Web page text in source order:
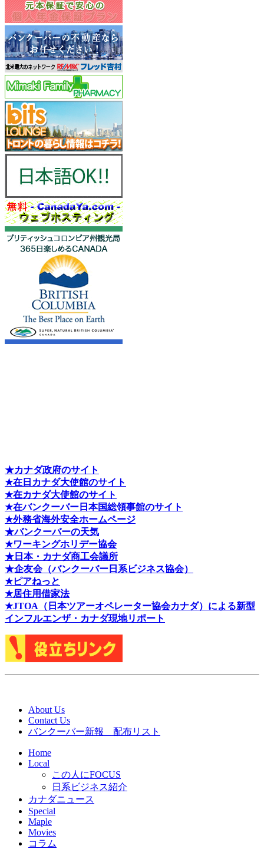
★カナダ政府のサイト
★在日カナダ大使館のサイト
★在カナダ大使館のサイト
★在バンクーバー日本国総領事館のサイト
★外務省海外安全ホームページ
★バンクーバーの天気
★ワーキングホリデー協会
★日本・カナダ商工会議所
★企友会（バンクーバー日系ビジネス協会）
★ピアねっと
★居住用借家法
★JTOA（日本ツアーオペレーター協会カナダ）による新型
インフルエンザ・カナダ現地リポート
About Us
Contact Us
バンクーバー新報 配布リスト
Home
Local
この人にFOCUS
日系ビジネス紹介
カナダニュース
Special
Maple
Movies
コラム